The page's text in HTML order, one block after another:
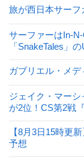
旅が西日本サーフ
サーファーはIn-
「SnakeTales」
ガブリエル・メデ
ジェイク・マー
が2位！CS第2戦
【8月3日15時更
予想